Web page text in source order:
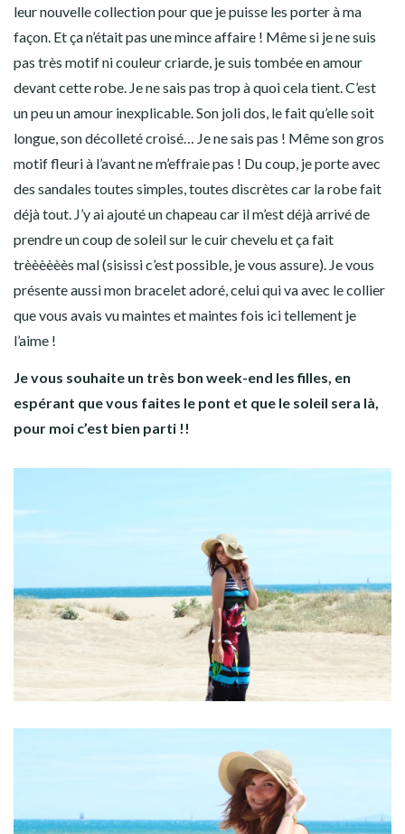
leur nouvelle collection pour que je puisse les porter à ma
façon. Et ça n’était pas une mince affaire ! Même si je ne suis
pas très motif ni couleur criarde, je suis tombée en amour
devant cette robe. Je ne sais pas trop à quoi cela tient. C’est
un peu un amour inexplicable. Son joli dos, le fait qu’elle soit
longue, son décolleté croisé… Je ne sais pas ! Même son gros
motif fleuri à l’avant ne m’effraie pas ! Du coup, je porte avec
des sandales toutes simples, toutes discrètes car la robe fait
déjà tout. J’y ai ajouté un chapeau car il m’est déjà arrivé de
prendre un coup de soleil sur le cuir chevelu et ça fait
trèèèèèès mal (sisissi c’est possible, je vous assure). Je vous
présente aussi mon bracelet adoré, celui qui va avec le collier
que vous avais vu maintes et maintes fois ici tellement je
l’aime !
Je vous souhaite un très bon week-end les filles, en
espérant que vous faites le pont et que le soleil sera là,
pour moi c’est bien parti !!